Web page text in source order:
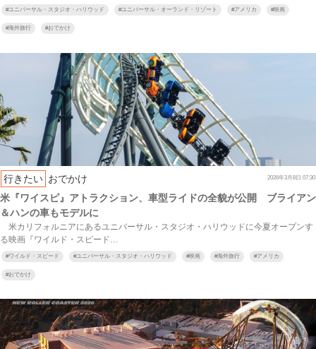
#ユニバーサル・スタジオ・ハリウッド #ユニバーサル・オーランド・リゾート #アメリカ #映画
#海外旅行 #おでかけ
行きたい おでかけ 2026年3月8日 07:30
米『ワイスピ』アトラクション、車型ライドの全貌が公開 ブライアン
＆ハンの車もモデルに
米カリフォルニアにあるユニバーサル・スタジオ・ハリウッドに今夏オープンす
る映画『ワイルド・スピード…
#ワイルド・スピード #ユニバーサル・スタジオ・ハリウッド #映画 #海外旅行 #アメリカ
#おでかけ